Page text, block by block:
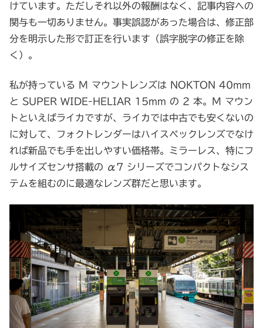
けています。ただしそれ以外の報酬はなく、記事内容への
関与も一切ありません。事実誤認があった場合は、修正部
分を明示した形で訂正を行います（誤字脱字の修正を除
く）。
私が持っている M マウントレンズは NOKTON 40mm
と SUPER WIDE-HELIAR 15mm の 2 本。M マウン
トといえばライカですが、ライカでは中古でも安くないの
に対して、フォクトレンダーはハイスペックレンズでなけ
れば新品でも手を出しやすい価格帯。ミラーレス、特にフ
ルサイズセンサ搭載の α7 シリーズでコンパクトなシス
テムを組むのに最適なレンズ群だと思います。